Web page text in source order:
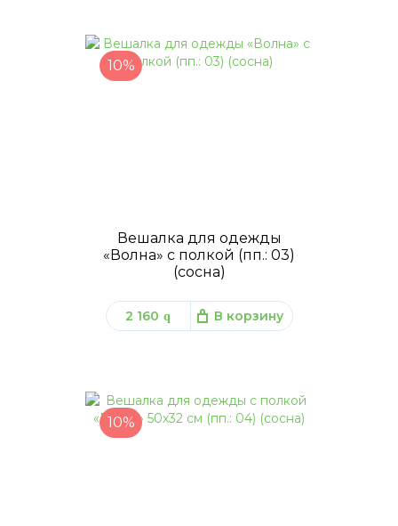
10%
Вешалка для одежды
«Волна» с полкой (пп.: 03)
(сосна)
2 160 q В корзину
10%